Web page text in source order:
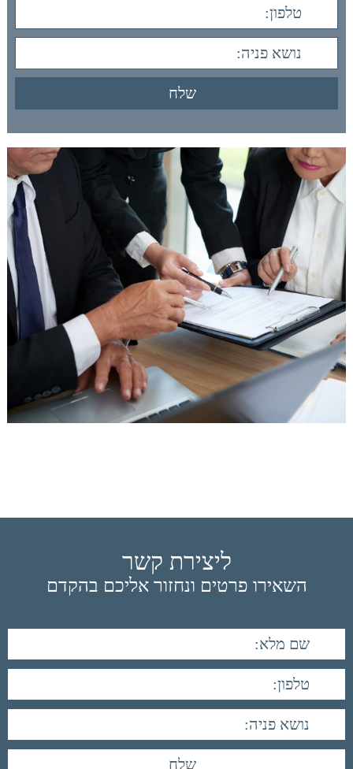
ליצירת קשר
השאירו פרטים ונחזור אליכם בהקדם